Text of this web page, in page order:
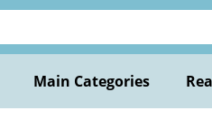
Main Categories